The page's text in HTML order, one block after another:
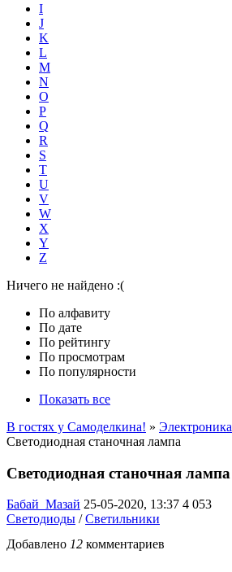
I
J
K
L
M
N
O
P
Q
R
S
T
U
V
W
X
Y
Z
Ничего не найдено :(
По алфавиту
По дате
По рейтингу
По просмотрам
По популярности
Показать все
В гостях у Самоделкина! » Электроника
Светодиодная станочная лампа
Светодиодная станочная лампа
Бабай_Мазай 25-05-2020, 13:37 4 053
Светодиоды /Светильники
Добавлено 12 комментариев